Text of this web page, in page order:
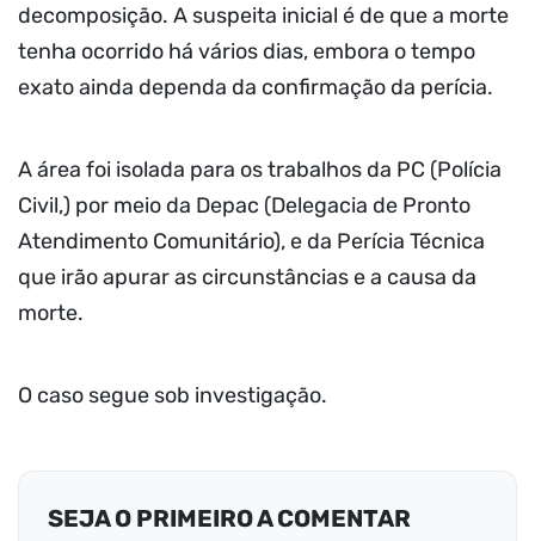
decomposição. A suspeita inicial é de que a morte
tenha ocorrido há vários dias, embora o tempo
exato ainda dependa da confirmação da perícia.
A área foi isolada para os trabalhos da PC (Polícia
Civil,) por meio da Depac (Delegacia de Pronto
Atendimento Comunitário), e da Perícia Técnica
que irão apurar as circunstâncias e a causa da
morte.
O caso segue sob investigação.
SEJA O PRIMEIRO A COMENTAR